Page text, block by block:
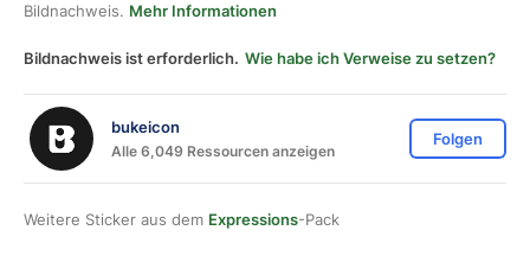
Bildnachweis. Mehr Informationen
Bildnachweis ist erforderlich. Wie habe ich Verweise zu setzen?
bukeicon
Alle 6,049 Ressourcen anzeigen
Folgen
Weitere Sticker aus dem Expressions-Pack